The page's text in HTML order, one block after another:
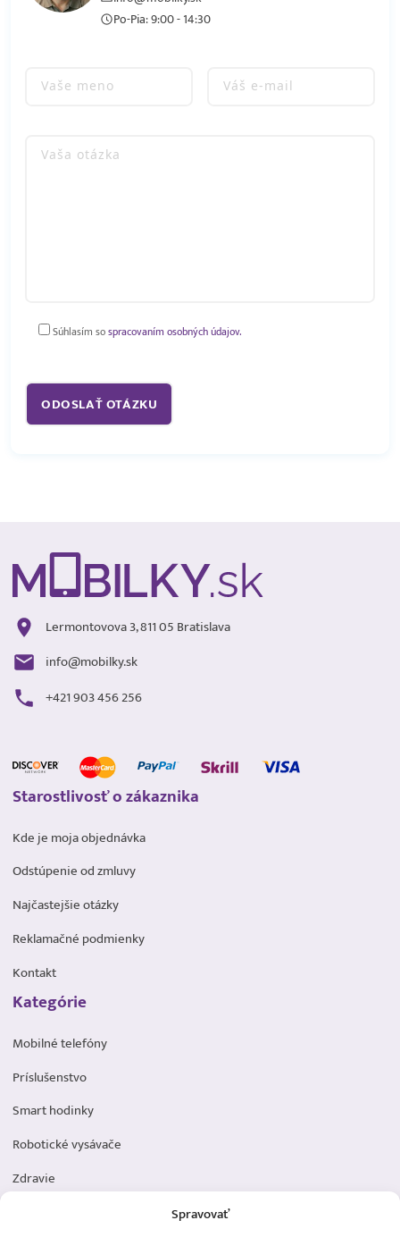
Spravovať
Po-Pia: 9:00 - 14:30
Súhlasím sospracovaním osobných údajov.
Lermontovova 3, 811 05 Bratislava
info@mobilky.sk
+421 903 456 256
Starostlivosť o zákaznika
Kde je moja objednávka
Odstúpenie od zmluvy
Najčastejšie otázky
Reklamačné podmienky
Kontakt
Kategórie
Mobilné telefóny
Príslušenstvo
Smart hodinky
Robotické vysávače
Zdravie